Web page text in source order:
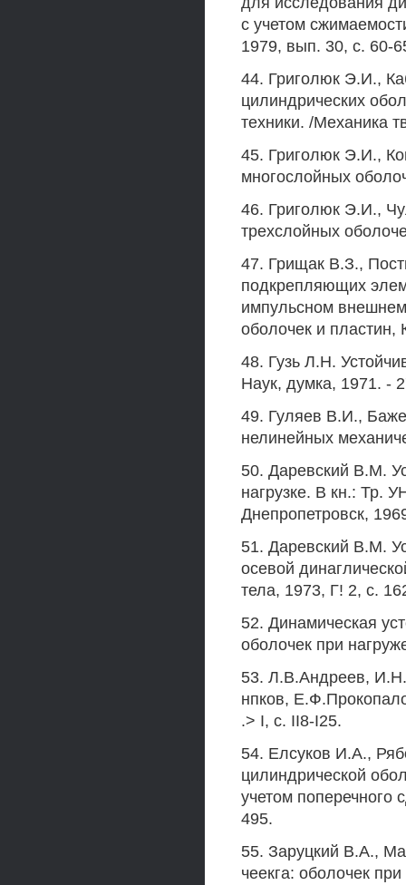
с учетом
1979, вып. 30, с. 60-
44. Григолюк Э.И.,
цилиндрических
техники. /Механика
45. Григолюк Э.И.,
многослойных
46. Григолюк Э.И.,
трехслойных
47. Грищак В.З.,
подкрепляющих
импульсном
оболочек и пластин,
48. Гузь Л.Н.
Наук, думка, 1971. -
49. Гуляев В.И.,
нелинейных
50. Даревский В.М.
нагрузке. В кн.: Тр.
Днепропетровск,
51. Даревский В.М.
осевой
тела, 1973, Г! 2, с.
52. Динамическая
оболочек при
53. Л.В.Андреев,
нпков,
.> I, с. II8-I25.
54. Елсуков И.А.,
цилиндрической
учетом поперечного
495.
55. Заруцкий В.А.,
чеекга: оболочек